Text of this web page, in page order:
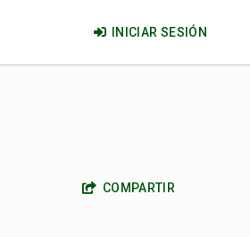
INICIAR SESIÓN
COMPARTIR